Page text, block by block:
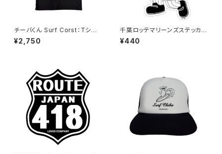
チーバくん Surf Corst：Tシャ
ツ（Black）
¥2,750
千葉ロッテマリーンズステッカー
14
¥440